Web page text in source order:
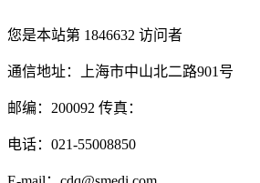
您是本站第 1846632 访问者
通信地址：上海市中山北二路901号
邮编：200092 传真：
电话：021-55008850